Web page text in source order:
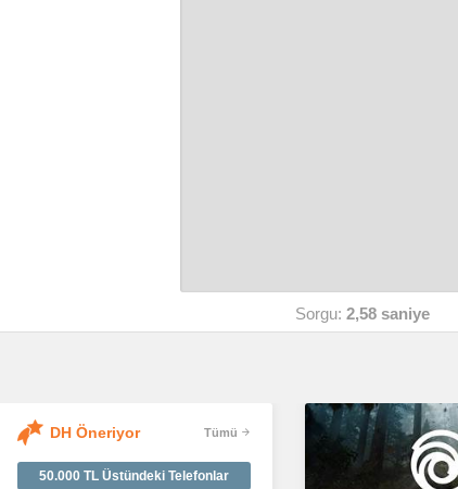
Sorgu: 2,58 saniye
DH Öneriyor Tümü
50.000 TL Üstündeki Telefonlar